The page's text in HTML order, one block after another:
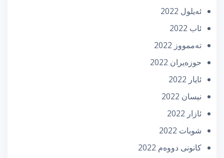
ئه‌یلول 2022
ئاب 2022
تەممووز 2022
حوزه‌یران 2022
ئایار 2022
نیسان 2022
ئازار 2022
شوبات 2022
كانونی دووه‌م 2022